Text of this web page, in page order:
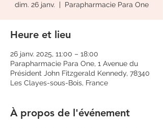
dim. 26 janv.
  |
Parapharmacie Para One
Heure et lieu
26 janv. 2025, 11:00 – 18:00
Parapharmacie Para One, 1 Avenue du
Président John Fitzgerald Kennedy, 78340
Les Clayes-sous-Bois, France
À propos de l'événement